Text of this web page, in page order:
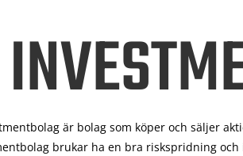
är bolag som köper och säljer
brukar ha en bra riskspridning